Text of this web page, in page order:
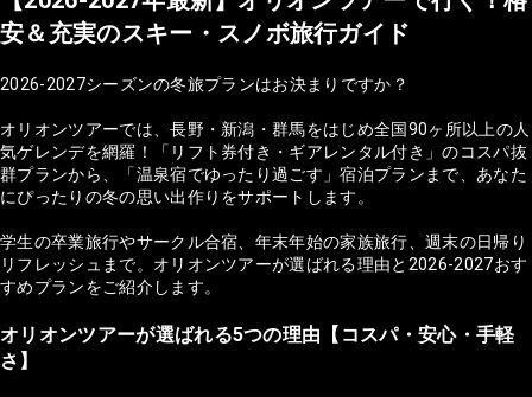
安＆充実のスキー・スノボ旅行ガイド
2026-2027シーズンの冬旅プランはお決まりですか？
オリオンツアーでは、長野・新潟・群馬をはじめ全国90ヶ所以上の人
気ゲレンデを網羅！「リフト券付き・ギアレンタル付き」のコスパ抜
群プランから、「温泉宿でゆったり過ごす」宿泊プランまで、あなた
にぴったりの冬の思い出作りをサポートします。
学生の卒業旅行やサークル合宿、年末年始の家族旅行、週末の日帰り
リフレッシュまで。オリオンツアーが選ばれる理由と2026-2027おす
すめプランをご紹介します。
オリオンツアーが選ばれる5つの理由【コスパ・安心・手軽
さ】